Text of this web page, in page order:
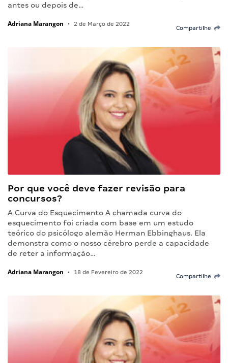
antes ou depois de…
Adriana Marangon • 2 de Março de 2022
Compartilhe
Por que você deve fazer revisão para
concursos?
A Curva do Esquecimento A chamada curva do
esquecimento foi criada com base em um estudo
teórico do psicólogo alemão Herman Ebbinghaus. Ela
demonstra como o nosso cérebro perde a capacidade
de reter a informação…
Adriana Marangon • 18 de Fevereiro de 2022
Compartilhe